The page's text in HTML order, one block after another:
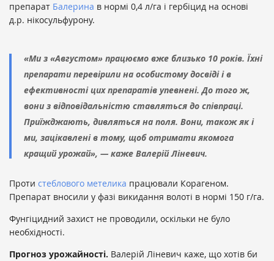
препарат Балерина в нормі 0,4 л/га і гербіцид на основі
д.р. нікосульфурону.
«Ми з «Августом» працюємо вже близько 10 років. Їхні
препарати перевірили на особистому досвіді і в
ефективності цих препаратів упевнені. До того ж,
вони з відповідальністю ставляться до співпраці.
Приїжджають, дивляться на поля. Вони, також як і
ми, зацікавлені в тому, щоб отримати якомога
кращий урожай», — каже Валерій Ліневич.
Проти стеблового метелика працювали Корагеном.
Препарат вносили у фазі викидання волоті в нормі 150 г/га.
Фунгіцидний захист не проводили, оскільки не було
необхідності.
Прогноз урожайності. Валерій Ліневич каже, що хотів би